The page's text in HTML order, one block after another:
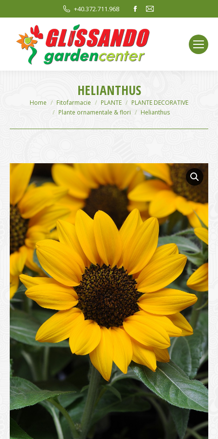
+40.372.711.968
Facebook
opens
in
new
window
Mail
window
HELIANTHUS
You are here:
Home Fitofarmacie PLANTE
PLANTE DECORATIVE
Plante ornamentale & flori
Helianthus